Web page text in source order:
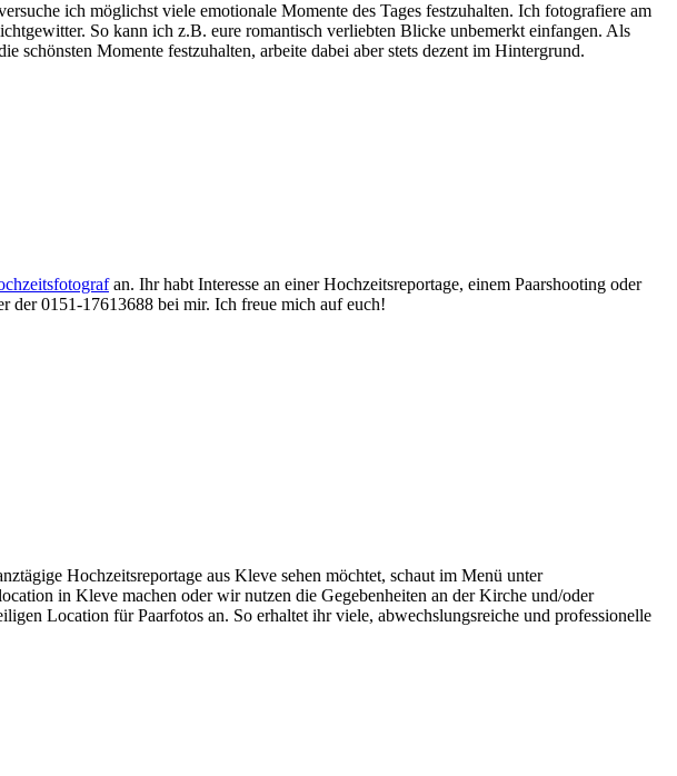
ich möglichst viele emotionale Momente des Tages festzuhalten. Ich fotografiere am
So kann ich z.B. eure romantisch verliebten Blicke unbemerkt einfangen. Als
schönsten Momente festzuhalten, arbeite dabei aber stets dezent im Hintergrund.
an. Ihr habt Interesse an einer Hochzeitsreportage, einem Paarshooting oder
der 0151-17613688 bei mir. Ich freue mich auf euch!
Hochzeitsreportage aus Kleve sehen möchtet, schaut im Menü unter
in Kleve machen oder wir nutzen die Gegebenheiten an der Kirche und/oder
Location für Paarfotos an. So erhaltet ihr viele, abwechslungsreiche und professionelle